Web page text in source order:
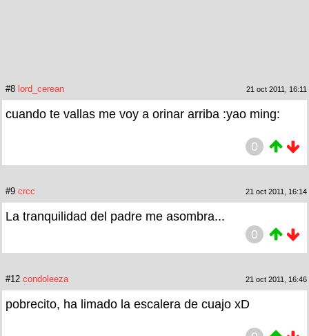
#8 lord_cerean 21 oct 2011, 16:11
cuando te vallas me voy a orinar arriba :yao ming:
0
#9 crcc 21 oct 2011, 16:14
La tranquilidad del padre me asombra...
0
#12 condoleeza 21 oct 2011, 16:46
pobrecito, ha limado la escalera de cuajo xD